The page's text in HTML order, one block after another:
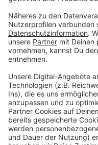
Morgens war ein
Ebene gegen einen
Anzeige
Anzeige